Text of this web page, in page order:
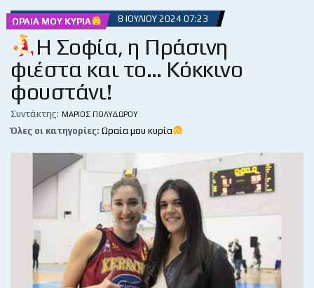
ΩΡΑΊΑ ΜΟΥ ΚΥΡΊΑ 8 ΙΟΥΛΊΟΥ 2024 07:23
Η Σοφία, η Πράσινη
φιέστα και το… Κόκκινο
φουστάνι!
Συντάκτης: ΜΆΡΙΟΣ ΠΟΛΥΔΏΡΟΥ
Όλες οι κατηγορίες: Ωραία μου κυρία